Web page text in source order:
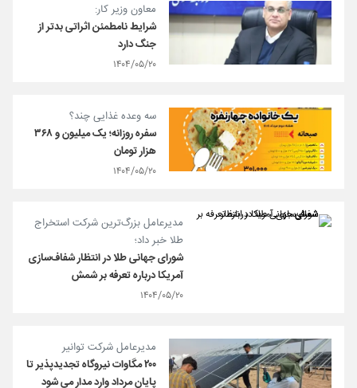
معاون وزیر کار:
شرایط نامطمئن اثراتی بدتر از
جنگ دارد
۱۴۰۴/۰۵/۲۰
سه وعده غذایی چند؟
سفره روزانه؛ یک میلیون و ۳۶۸
هزار تومان
۱۴۰۴/۰۵/۲۰
مدیرعامل بزرگ‌ترین شرکت استخراج
طلا خبر داد؛
شورای جهانی طلا در انتظار شفاف‌سازی
آمریکا درباره تعرفه بر شمش
۱۴۰۴/۰۵/۲۰
مدیرعامل شرکت توانیر
۲۰۰ مگاوات نیروگاه تجدیدپذیر تا
پایان مرداد وارد مدار می شود